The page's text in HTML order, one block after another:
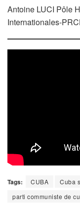
Antoine LUCI Pôle
Internationales-
Tags: CUBA Cuba
parti communiste de